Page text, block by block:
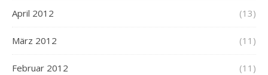
April 2012 (13)
März 2012 (11)
Februar 2012 (11)